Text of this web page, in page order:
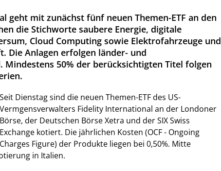
geht mit zunächst fünf neuen Themen-ETF an den
die Stichworte saubere Energie, digitale
Cloud Computing sowie Elektrofahrzeuge und
Die Anlagen erfolgen länder- und
50% der berücksichtigten Titel folgen
Seit Dienstag sind die neuen Themen-ETF des US-
Vermgensverwalters Fidelity International an der Londoner
Börse, der Deutschen Börse Xetra und der SIX Swiss
Exchange kotiert. Die jährlichen Kosten (OCF - Ongoing
Charges Figure) der Produkte liegen bei 0,50%. Mitte
in Italien.